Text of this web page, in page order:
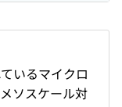
いるマイクロ
ソスケール対